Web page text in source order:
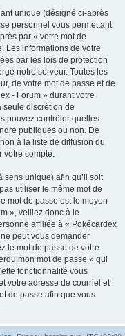
unique (désigné ci-après
personnel vous permettant
par « votre mot de
Les informations de votre
par les lois de protection
notre serveur. Toutes les
de votre mot de passe et de
- Forum » durant votre
seule discrétion de
pouvez contrôler quelles
publiques ou non. De
à la liste de diffusion du
votre compte.
sens unique) afin qu’il soit
utiliser le même mot de
mot de passe est le moyen
», veillez donc à le
affiliée à « Pokécardex
peut vous demander
le mot de passe de votre
mon mot de passe » qui
fonctionnalité vous
votre adresse de courriel et
de passe afin que vous